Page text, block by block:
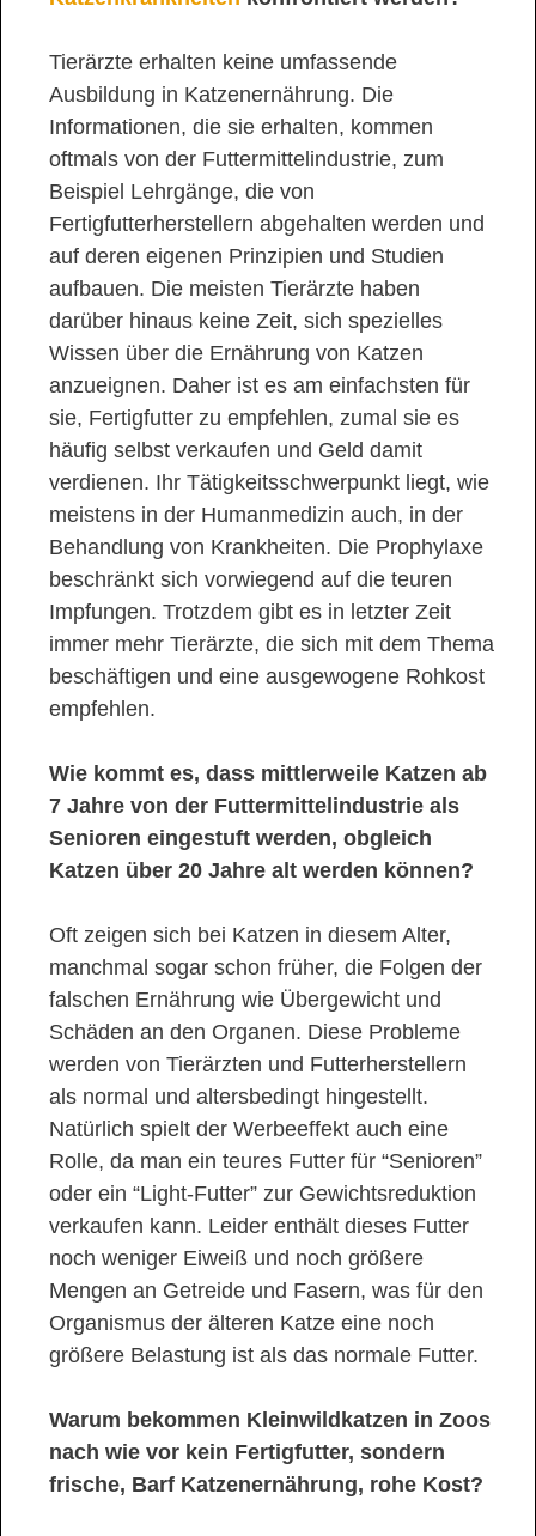
Tierärzte erhalten keine umfassende
Ausbildung in Katzenernährung. Die
Informationen, die sie erhalten, kommen
oftmals von der Futtermittelindustrie, zum
Beispiel Lehrgänge, die von
Fertigfutterherstellern abgehalten werden und
auf deren eigenen Prinzipien und Studien
aufbauen. Die meisten Tierärzte haben
darüber hinaus keine Zeit, sich spezielles
Wissen über die Ernährung von Katzen
anzueignen. Daher ist es am einfachsten für
sie, Fertigfutter zu empfehlen, zumal sie es
häufig selbst verkaufen und Geld damit
verdienen. Ihr Tätigkeitsschwerpunkt liegt, wie
meistens in der Humanmedizin auch, in der
Behandlung von Krankheiten. Die Prophylaxe
beschränkt sich vorwiegend auf die teuren
Impfungen. Trotzdem gibt es in letzter Zeit
immer mehr Tierärzte, die sich mit dem Thema
beschäftigen und eine ausgewogene Rohkost
empfehlen.
Wie kommt es, dass mittlerweile Katzen ab
7 Jahre von der Futtermittelindustrie als
Senioren eingestuft werden, obgleich
Katzen über 20 Jahre alt werden können?
Oft zeigen sich bei Katzen in diesem Alter,
manchmal sogar schon früher, die Folgen der
falschen Ernährung wie Übergewicht und
Schäden an den Organen. Diese Probleme
werden von Tierärzten und Futterherstellern
als normal und altersbedingt hingestellt.
Natürlich spielt der Werbeeffekt auch eine
Rolle, da man ein teures Futter für “Senioren”
oder ein “Light-Futter” zur Gewichtsreduktion
verkaufen kann. Leider enthält dieses Futter
noch weniger Eiweiß und noch größere
Mengen an Getreide und Fasern, was für den
Organismus der älteren Katze eine noch
größere Belastung ist als das normale Futter.
Warum bekommen Kleinwildkatzen in Zoos
nach wie vor kein Fertigfutter, sondern
frische, Barf Katzenernährung, rohe Kost?